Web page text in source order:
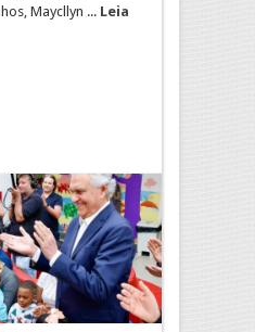
Maycllyn ... Leia